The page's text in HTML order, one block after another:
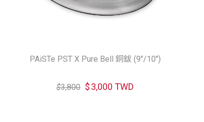
PAiSTe PST X Pure Bell 銅鈸 (9"/10")
$3,800 $3,000 TWD